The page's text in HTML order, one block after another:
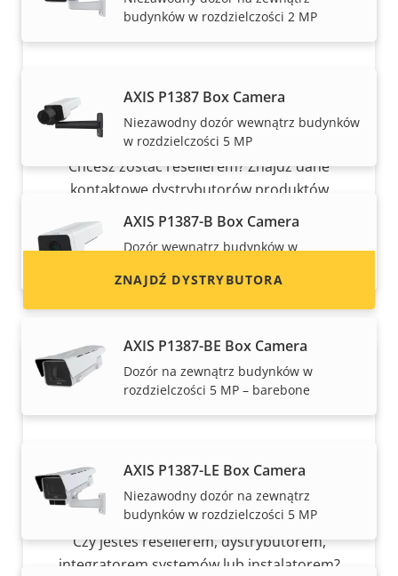
budynków w rozdzielczości 2 MP
AXIS P1387 Box Camera
Niezawodny dozór wewnątrz budynków
w rozdzielczości 5 MP
AXIS P1387-B Box Camera
Dozór wewnątrz budynków w
AXIS P1387-BE Box Camera
Dozór na zewnątrz budynków w
rozdzielczości 5 MP – barebone
AXIS P1387-LE Box Camera
Niezawodny dozór na zewnątrz
budynków w rozdzielczości 5 MP
Chcesz sprzedawać produkty Axis?
Chcesz zostać resellerem? Znajdź dane
kontaktowe dystrybutorów produktów
i systemów Axis.
ZNAJDŹ DYSTRYBUTORA
Zostań partnerem
Czy jesteś resellerem, dystrybutorem,
integratorem systemów lub instalatorem?